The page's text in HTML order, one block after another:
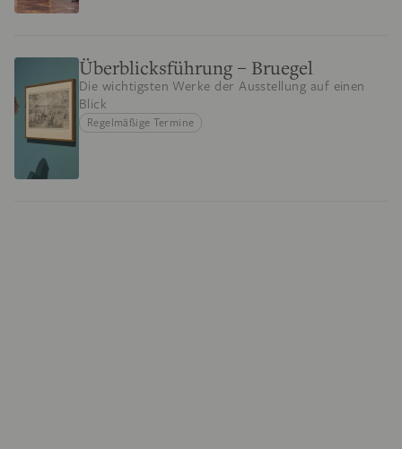
Überblicksführung – Bruegel
Die wichtigsten Werke der Ausstellung auf einen
Blick
Regelmäßige Termine